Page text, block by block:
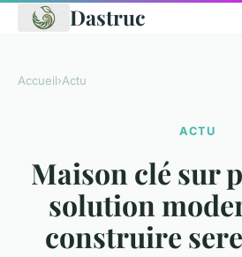
Dastruc
Accueil›Actu
ACTU
Maison clé sur
solution
construire